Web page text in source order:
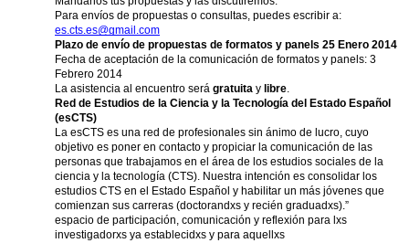
Para envíos de propuestas o consultas, puedes escribir a:
es.cts.es@gmail.com
Plazo de envío de propuestas de formatos y panels 25 Enero 2014
Fecha de aceptación de la comunicación de formatos y panels: 3
Febrero 2014
La asistencia al encuentro será gratuita y libre.
Red de Estudios de la Ciencia y la Tecnología del Estado Español
(esCTS)
La esCTS es una red de profesionales sin ánimo de lucro, cuyo
objetivo es poner en contacto y propiciar la comunicación de las
personas que trabajamos en el área de los estudios sociales de la
ciencia y la tecnología (CTS). Nuestra intención es consolidar los
estudios CTS en el Estado Español y habilitar un más jóvenes que
comienzan sus carreras (doctorandxs y recién graduadxs).”
espacio de participación, comunicación y reflexión para lxs
investigadorxs ya establecidxs y para aquellxs